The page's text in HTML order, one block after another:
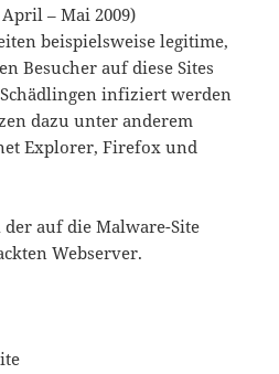
– Mai 2009)
beispielsweise legitime,
Besucher auf diese Sites
infiziert werden
dazu unter anderem
Explorer, Firefox und
auf die Malware-Site
Webserver.